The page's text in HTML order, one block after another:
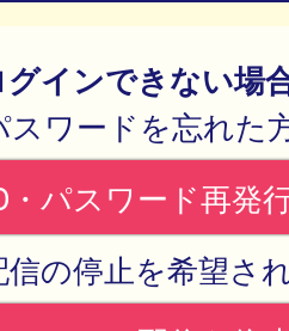
グインできない場
スワードを忘れた
・パスワード再発
信の停止を希望さ